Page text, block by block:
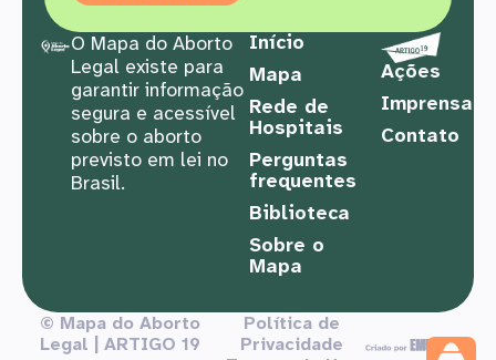
O Mapa do Aborto
Legal existe para
garantir informação
segura e acessível
sobre o aborto
previsto em lei no
Brasil.
Início
Mapa
Rede de
Hospitais
Perguntas
frequentes
Biblioteca
Sobre o
Mapa
Ações
Imprensa
Contato
© Mapa do Aborto
Legal | ARTIGO 19
Política de
Privacidade